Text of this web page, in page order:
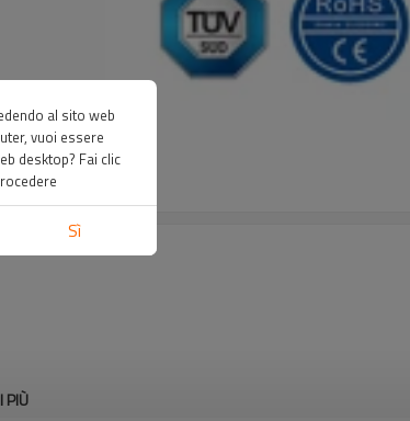
PIÙ
al sito web
vuoi essere
desktop? Fai clic
Sì